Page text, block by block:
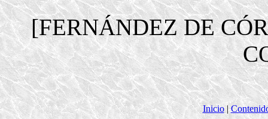
[FERNÁNDEZ DE
Inicio|